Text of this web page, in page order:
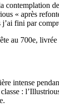
« après
fini par
au 700e,
intense
: